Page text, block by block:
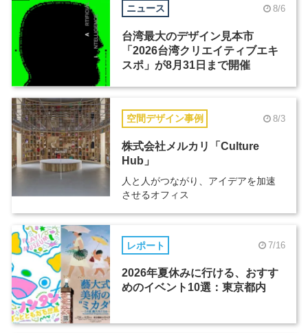
ニュース 8/6
台湾最大のデザイン見本市
「2026台湾クリエイティブエキ
スポ」が8月31日まで開催
空間デザイン事例 8/3
株式会社メルカリ「Culture
Hub」
人と人がつながり、アイデアを加速
させるオフィス
レポート 7/16
2026年夏休みに行ける、おすす
めのイベント10選：東京都内